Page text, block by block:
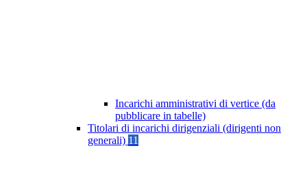
Incarichi amministrativi di vertice (da
pubblicare in tabelle)
Titolari di incarichi dirigenziali (dirigenti non
generali) 11